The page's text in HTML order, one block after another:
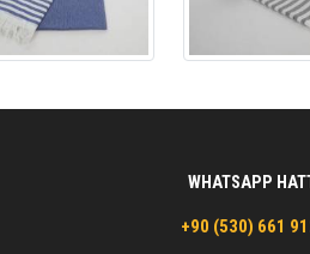
WHATSAPP
+90 (530) 661